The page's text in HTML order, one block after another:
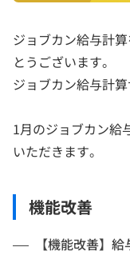
ジョブカン給与計
とうございます。
ジョブカン給与計算
1月のジョブカン給
いただきます。
機能改善
【機能改善】